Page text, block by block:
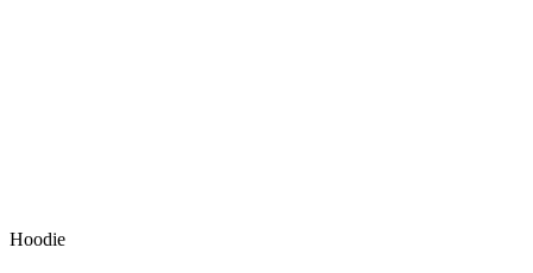
Hoodie